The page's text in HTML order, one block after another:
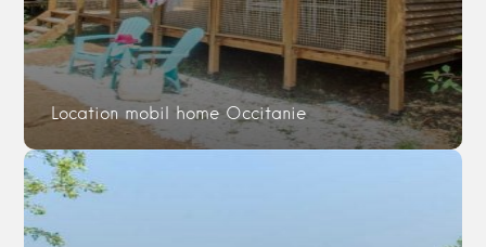
Location mobil home Occitanie